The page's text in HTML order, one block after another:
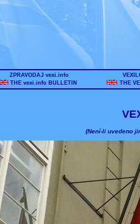
ZPRAVODAJ vexi.info
THE vexi.info BULLETIN
THE
(Není-li uvedeno